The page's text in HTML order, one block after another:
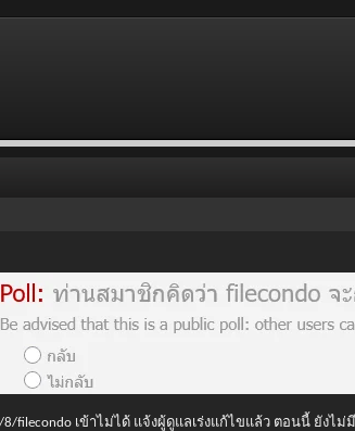
8/filecondo เข้าไม่ได้ แจ้งผู้ดูแลเร่งแก้ไขแล้ว ตอนนี้ ยังไ